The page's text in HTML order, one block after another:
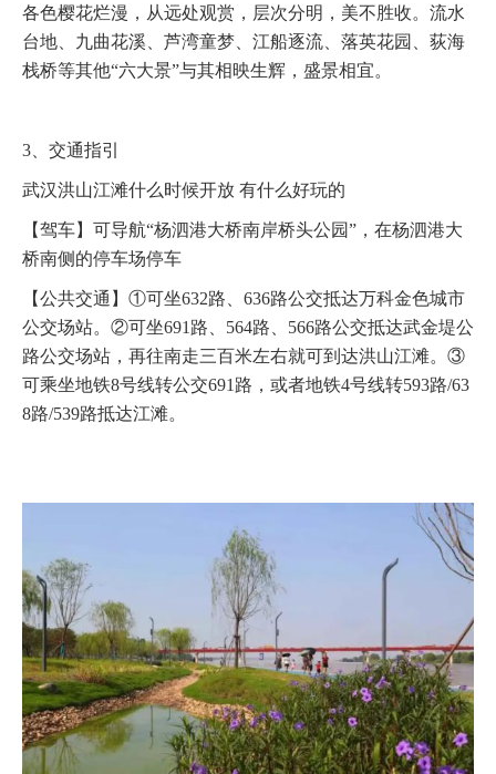
各色樱花烂漫，从远处观赏，层次分明，美不胜收。流水
台地、九曲花溪、芦湾童梦、江船逐流、落英花园、荻海
栈桥等其他“六大景”与其相映生辉，盛景相宜。
3、交通指引
武汉洪山江滩什么时候开放 有什么好玩的
【驾车】可导航“杨泗港大桥南岸桥头公园”，在杨泗港大
桥南侧的停车场停车
【公共交通】①可坐632路、636路公交抵达万科金色城市
公交场站。②可坐691路、564路、566路公交抵达武金堤公
路公交场站，再往南走三百米左右就可到达洪山江滩。③
可乘坐地铁8号线转公交691路，或者地铁4号线转593路/63
8路/539路抵达江滩。